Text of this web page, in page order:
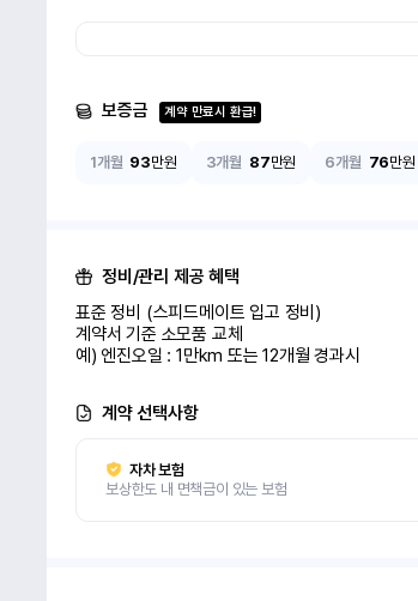
보증금 계약 만료시 환급!
1개월 93만원 3개월 87만원 6개월 76만원
정비/관리 제공 혜택
표준 정비 (스피드메이트 입고 정비)
계약서 기준 소모품 교체
예) 엔진오일 : 1만km 또는 12개월 경과시
계약 선택사항
자차 보험
보상한도 내 면책금이 있는 보험